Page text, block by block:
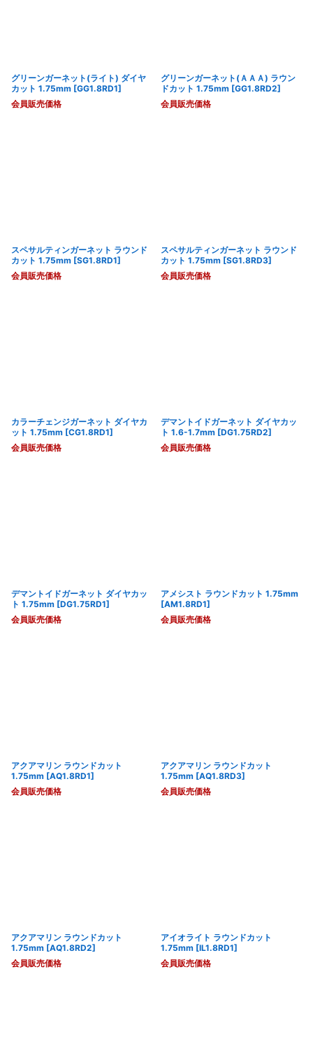
グリーンガーネット(ライト) ダイヤ
カット 1.75mm [GG1.8RD1]
会員販売価格
グリーンガーネット(ＡＡＡ) ラウン
ドカット 1.75mm [GG1.8RD2]
会員販売価格
スペサルティンガーネット ラウンド
カット 1.75mm [SG1.8RD1]
会員販売価格
スペサルティンガーネット ラウンド
カット 1.75mm [SG1.8RD3]
会員販売価格
カラーチェンジガーネット ダイヤカ
ット 1.75mm [CG1.8RD1]
会員販売価格
デマントイドガーネット ダイヤカッ
ト 1.6-1.7mm [DG1.75RD2]
会員販売価格
デマントイドガーネット ダイヤカッ
ト 1.75mm [DG1.75RD1]
会員販売価格
アメシスト ラウンドカット 1.75mm
[AM1.8RD1]
会員販売価格
アクアマリン ラウンドカット
1.75mm [AQ1.8RD1]
会員販売価格
アクアマリン ラウンドカット
1.75mm [AQ1.8RD3]
会員販売価格
アクアマリン ラウンドカット
1.75mm [AQ1.8RD2]
会員販売価格
アイオライト ラウンドカット
1.75mm [IL1.8RD1]
会員販売価格